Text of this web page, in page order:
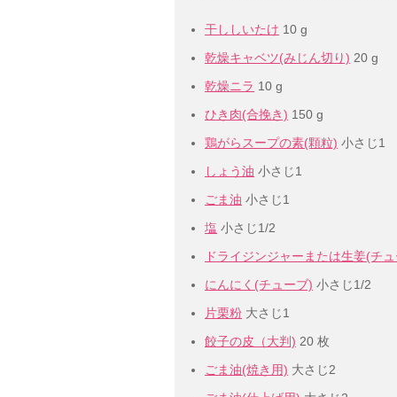
干ししいたけ 10 g
乾燥キャベツ(みじん切り) 20 g
乾燥ニラ 10 g
ひき肉(合挽き) 150 g
鶏がらスープの素(顆粒) 小さじ1
しょう油 小さじ1
ごま油 小さじ1
塩 小さじ1/2
ドライジンジャーまたは生姜(チ
にんにく(チューブ) 小さじ1/2
片栗粉 大さじ1
餃子の皮（大判) 20 枚
ごま油(焼き用) 大さじ2